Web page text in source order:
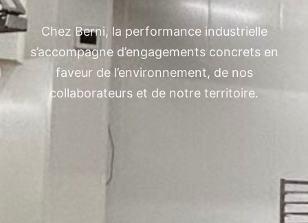
Chez Berni, la performance industrielle
s’accompagne d’engagements concrets en
faveur de l’environnement, de nos
collaborateurs et de notre territoire.